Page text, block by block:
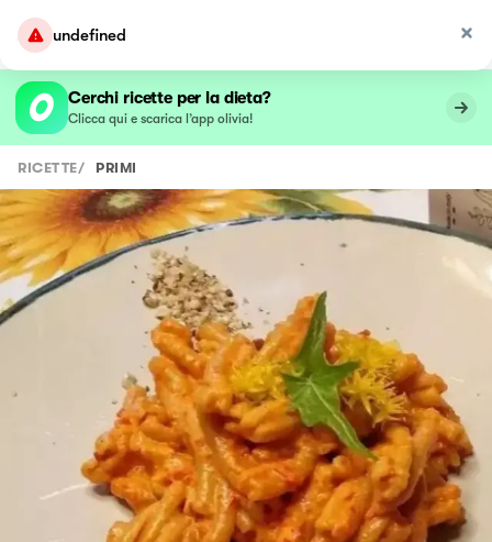
undefined
Cerchi ricette per la dieta?
Clicca qui e scarica l’app olivia!
RICETTE/ PRIMI